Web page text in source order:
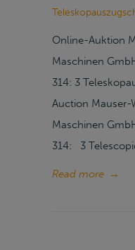
Online-Auktion
Maschinen
314: 3
Auction Mauser-
Maschinen
314: 3
Read more →